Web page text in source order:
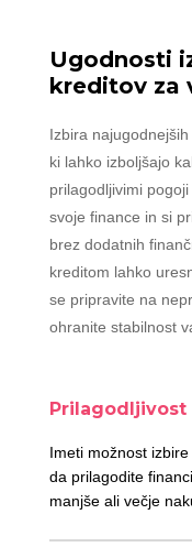
Ugodnosti
kreditov za
Izbira
ki lahko izboljšajo
prilagodljivimi
svoje finance in si
brez dodatnih
kreditom lahko
se pripravite na
ohranite stabilnost
Prilagodljivost
Imeti možnost
da prilagodite
manjše ali večje